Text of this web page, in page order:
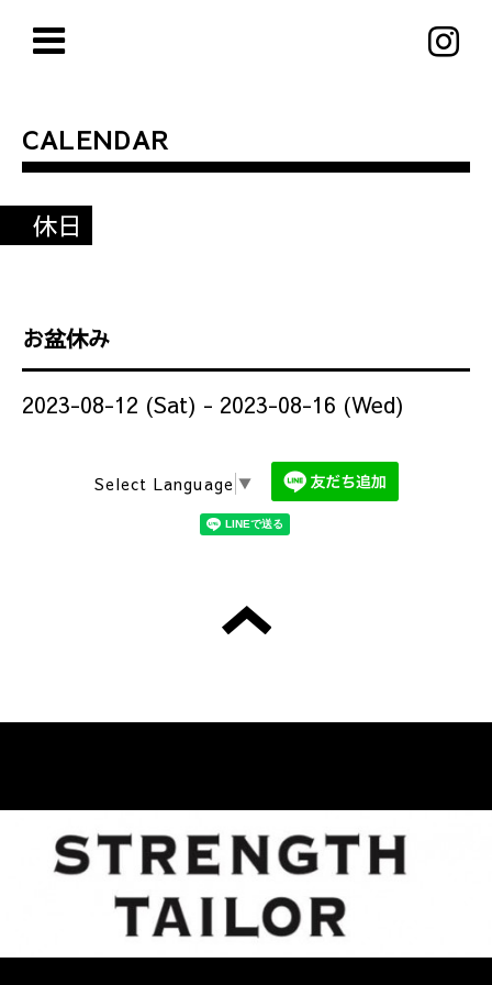
CALENDAR
休日
お盆休み
2023-08-12 (Sat) - 2023-08-16 (Wed)
Select Language ▼